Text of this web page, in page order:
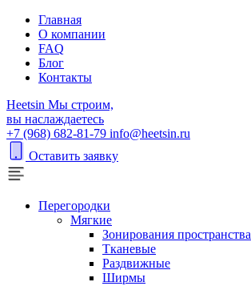
Главная
О компании
FAQ
Блог
Контакты
Heetsin Мы строим,
вы наслаждаетесь
+7 (968) 682-81-79 info@heetsin.ru
Оставить заявку
Перегородки
Мягкие
Зонирования пространства
Тканевые
Раздвижные
Ширмы